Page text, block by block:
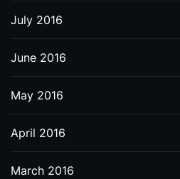
July 2016
June 2016
May 2016
April 2016
March 2016